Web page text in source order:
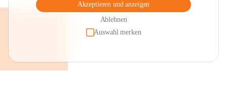
Akzeptieren und anzeigen
Ablehnen
Auswahl merken